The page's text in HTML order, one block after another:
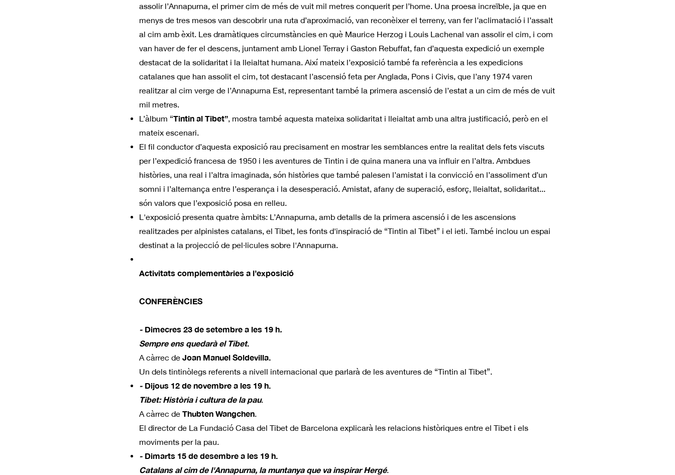
assolir l’Annapurna, el primer cim de més de vuit mil metres conquerit per l’home. Una proesa increïble, ja que en
menys de tres mesos van descobrir una ruta d’aproximació, van reconèixer el terreny, van fer l’aclimatació i l’assalt
al cim amb èxit. Les dramàtiques circumstàncies en què Maurice Herzog i Louis Lachenal van assolir el cim, i com
van haver de fer el descens, juntament amb Lionel Terray i Gaston Rebuffat, fan d’aquesta expedició un exemple
destacat de la solidaritat i la lleialtat humana. Així mateix l’exposició també fa referència a les expedicions
catalanes que han assolit el cim, tot destacant l’ascensió feta per Anglada, Pons i Civis, que l’any 1974 varen
realitzar al cim verge de l’Annapurna Est, representant també la primera ascensió de l’estat a un cim de més de vuit
mil metres.
L’àlbum “Tintin al Tibet”, mostra també aquesta mateixa solidaritat i lleialtat amb una altra justificació, però en el
mateix escenari.
El fil conductor d’aquesta exposició rau precisament en mostrar les semblances entre la realitat dels fets viscuts
per l’expedició francesa de 1950 i les aventures de Tintin i de quina manera una va influir en l’altra. Ambdues
històries, una real i l’altra imaginada, són històries que també palesen l’amistat i la convicció en l’assoliment d’un
somni i l’alternança entre l’esperança i la desesperació. Amistat, afany de superació, esforç, lleialtat, solidaritat...
són valors que l’exposició posa en relleu.
L'exposició presenta quatre àmbits: L’Annapurna, amb detalls de la primera ascensió i de les ascensions
realitzades per alpinistes catalans, el Tibet, les fonts d'inspiració de “Tintin al Tibet” i el ieti. També inclou un espai
destinat a la projecció de pel·licules sobre l'Annapurna.
Activitats complementàries a l’exposició
CONFERÈNCIES
- Dimecres 23 de setembre a les 19 h.
Sempre ens quedarà el Tibet.
A càrrec de Joan Manuel Soldevilla.
Un dels tintinòlegs referents a nivell internacional que parlarà de les aventures de “Tintin al Tibet”.
- Dijous 12 de novembre a les 19 h.
Tibet: Història i cultura de la pau.
A càrrec de Thubten Wangchen.
El director de La Fundació Casa del Tibet de Barcelona explicarà les relacions històriques entre el Tibet i els
moviments per la pau.
- Dimarts 15 de desembre a les 19 h.
Catalans al cim de l'Annapurna, la muntanya que va inspirar Hergé.